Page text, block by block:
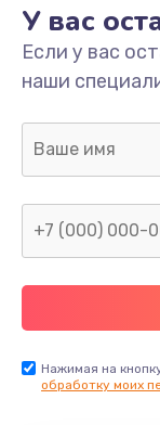
У вас
Если у вас
наши
Нажимая на
обработку моих